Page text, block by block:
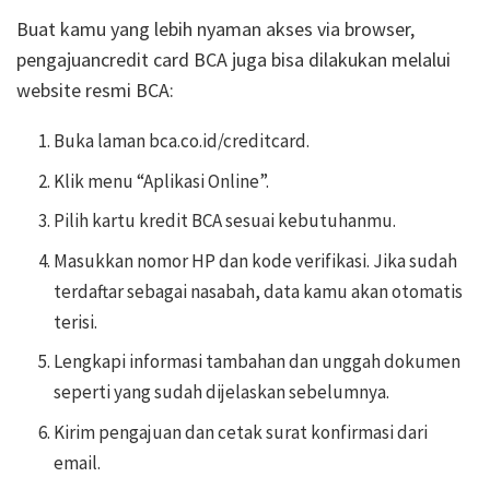
Buat kamu yang lebih nyaman akses via browser,
pengajuancredit card BCA juga bisa dilakukan melalui
website resmi BCA:
Buka laman bca.co.id/creditcard.
Klik menu “Aplikasi Online”.
Pilih kartu kredit BCA sesuai kebutuhanmu.
Masukkan nomor HP dan kode verifikasi. Jika sudah
terdaftar sebagai nasabah, data kamu akan otomatis
terisi.
Lengkapi informasi tambahan dan unggah dokumen
seperti yang sudah dijelaskan sebelumnya.
Kirim pengajuan dan cetak surat konfirmasi dari
email.